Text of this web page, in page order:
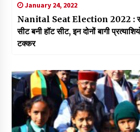
January 24, 2022
Nanital Seat Election 2022 :
सीट बनी हॉट सीट, इन दोनों बागी
टक्कर